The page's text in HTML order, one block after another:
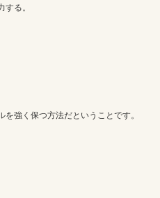
る。
強く保つ方法だということです。